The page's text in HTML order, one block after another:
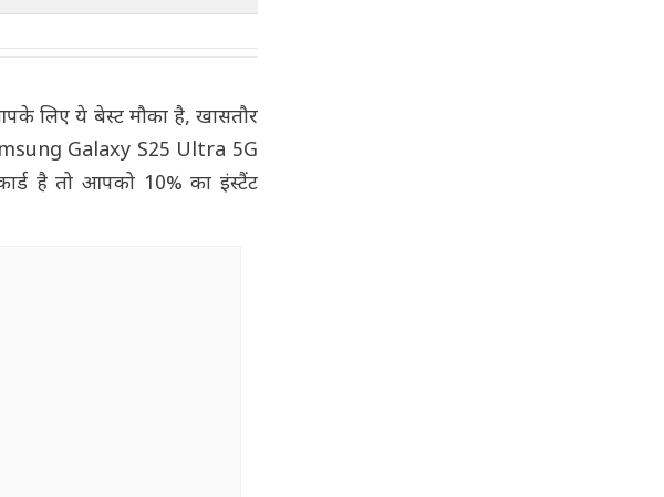
लिए ये बेस्ट मौका है, खासतौर
Galaxy S25 Ultra 5G
है तो आपको 10% का इंस्टैंट